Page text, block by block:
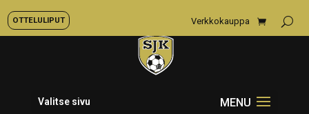
OTTELULIPUT Verkkokauppa
Valitse sivu